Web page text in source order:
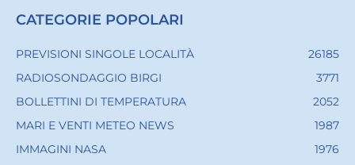
CATEGORIE POPOLARI
PREVISIONI SINGOLE LOCALITÀ
26185
RADIOSONDAGGIO BIRGI
3771
BOLLETTINI DI TEMPERATURA
2052
MARI E VENTI METEO NEWS
1987
IMMAGINI NASA
1976